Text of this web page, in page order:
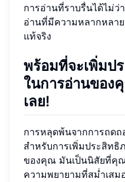
การอ่านที่ราบรื่นได้ไม่ว่
อ่านที่มีความหลากหลา
แท้จริง
พร้อมที่จะเพิ่มป
ในการอ่านของ
เลย!
การหลุดพ้นจากการถด
สำหรับการเพิ่มประสิทธิ
ของคุณ มันเป็นนิสัยที่คุณ
ความพยายามที่สม่ำเส